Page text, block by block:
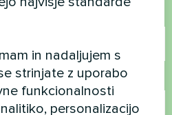
in nadaljujem s
strinjate z uporabo
funkcionalnosti
personalizacijo